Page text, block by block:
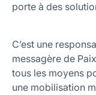
porte à des
C’est une
messagère de
tous les moyens
une mobilisation